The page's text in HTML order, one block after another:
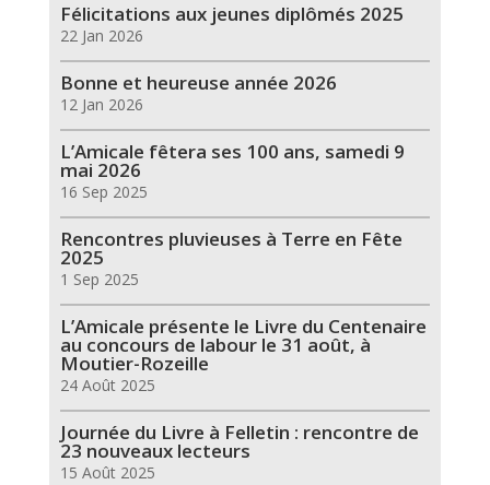
Félicitations aux jeunes diplômés 2025
22 Jan 2026
Bonne et heureuse année 2026
12 Jan 2026
L’Amicale fêtera ses 100 ans, samedi 9
mai 2026
16 Sep 2025
Rencontres pluvieuses à Terre en Fête
2025
1 Sep 2025
L’Amicale présente le Livre du Centenaire
au concours de labour le 31 août, à
Moutier-Rozeille
24 Août 2025
Journée du Livre à Felletin : rencontre de
23 nouveaux lecteurs
15 Août 2025